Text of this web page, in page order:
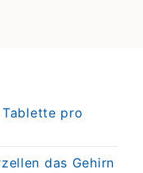
Tablette pro
das Gehirn